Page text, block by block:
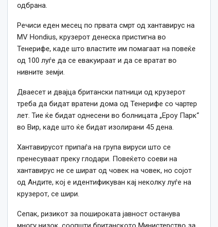
одбрана.
Речиси еден месец по првата смрт од хантавирус на
MV Hondius, крузерот денеска пристигна во
Тенерифе, каде што властите им помагаат на повеќе
од 100 луѓе да се евакуираат и да се вратат во
нивните земји.
Дваесет и двајца британски патници од крузерот
треба да бидат вратени дома од Тенерифе со чартер
лет. Тие ќе бидат однесени во болницата „Ероу Парк“
во Вир, каде што ќе бидат изолирани 45 дена.
Хантавирусот припаѓа на група вируси што се
пренесуваат преку глодари. Повеќето соеви на
хантавирус не се шират од човек на човек, но сојот
од Андите, кој е идентификуван кај неколку луѓе на
крузерот, се шири.
Сепак, ризикот за пошироката јавност останува